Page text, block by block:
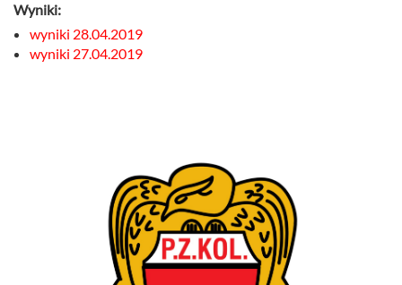
Wyniki:
wyniki 28.04.2019
wyniki 27.04.2019